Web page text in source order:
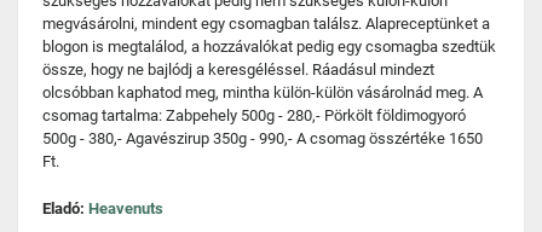
megvásárolni, mindent egy csomagban találsz. Alapreceptünket a
blogon is megtalálod, a hozzávalókat pedig egy csomagba szedtük
össze, hogy ne bajlódj a keresgéléssel. Ráadásul mindezt
olcsóbban kaphatod meg, mintha külön-külön vásárolnád meg. A
csomag tartalma: Zabpehely 500g - 280,- Pörkölt földimogyoró
500g - 380,- Agavészirup 350g - 990,- A csomag összértéke 1650
Ft.
Eladó: Heavenuts